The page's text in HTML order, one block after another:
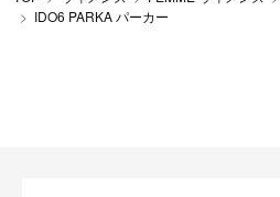
IDO6 PARKA パーカー